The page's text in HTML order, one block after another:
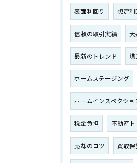
表面利回り 想定利
信頼の取引実績 大
最新のトレンド 購
ホームステージング
ホームインスペクショ
税金負担 不動産ト
売却のコツ 買取保